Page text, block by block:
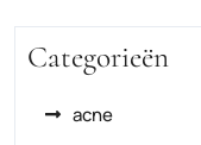
Categorieën
acne